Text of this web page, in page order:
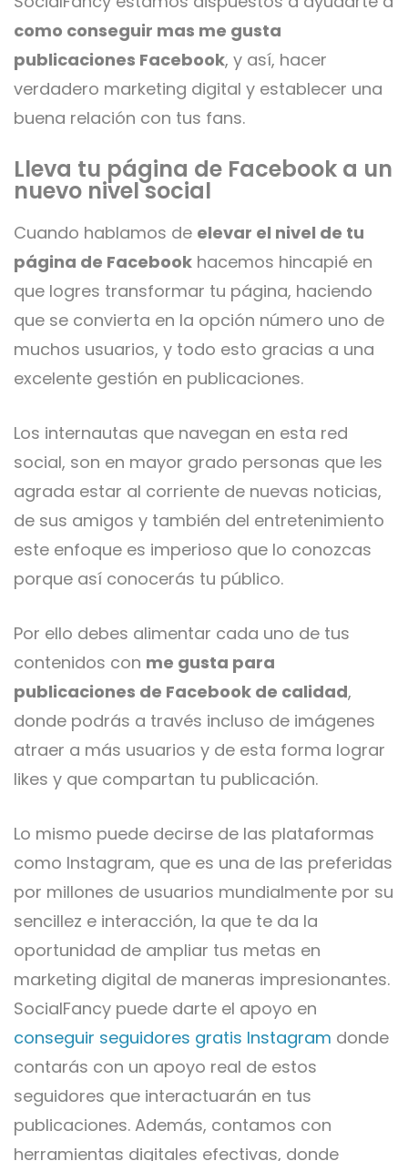
como conseguir mas me gusta
publicaciones Facebook, y así, hacer
verdadero marketing digital y establecer una
buena relación con tus fans.
Lleva tu página de Facebook a un
nuevo nivel social
Cuando hablamos de elevar el nivel de tu
página de Facebook hacemos hincapié en
que logres transformar tu página, haciendo
que se convierta en la opción número uno de
muchos usuarios, y todo esto gracias a una
excelente gestión en publicaciones.
Los internautas que navegan en esta red
social, son en mayor grado personas que les
agrada estar al corriente de nuevas noticias,
de sus amigos y también del entretenimiento
este enfoque es imperioso que lo conozcas
porque así conocerás tu público.
Por ello debes alimentar cada uno de tus
contenidos con me gusta para
publicaciones de Facebook de calidad,
donde podrás a través incluso de imágenes
atraer a más usuarios y de esta forma lograr
likes y que compartan tu publicación.
Lo mismo puede decirse de las plataformas
como Instagram, que es una de las preferidas
por millones de usuarios mundialmente por su
sencillez e interacción, la que te da la
oportunidad de ampliar tus metas en
marketing digital de maneras impresionantes.
SocialFancy puede darte el apoyo en
conseguir seguidores gratis Instagram donde
contarás con un apoyo real de estos
seguidores que interactuarán en tus
publicaciones. Además, contamos con
herramientas digitales efectivas, donde